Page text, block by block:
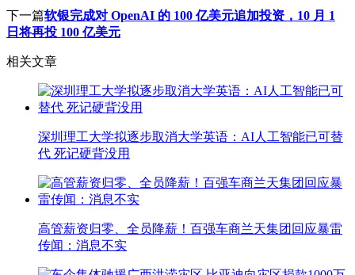
下一篇软银完成对 OpenAI 的 100 亿美元追加投资，10 月 1
日将再投 100 亿美元
相关文章
深圳理工大学拟逐步取消大学英语：AI人工智能已可替
代 死记硬背没用
高管薪资归零、全员降薪！百强车商兰天集团回应暴雷
传闻：消息不实